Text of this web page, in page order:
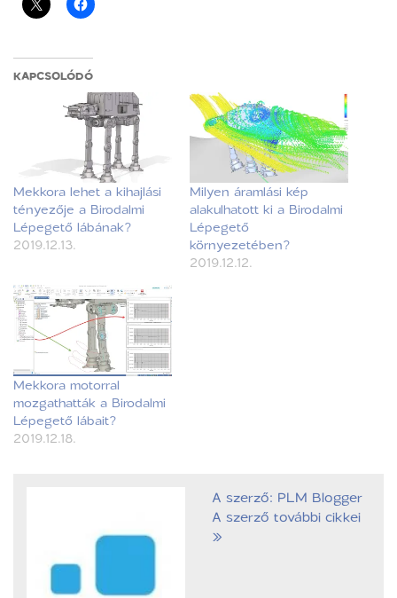
KAPCSOLÓDÓ
Mekkora lehet a kihajlási
tényezője a Birodalmi
Lépegető lábának?
2019.12.13.
Milyen áramlási kép
alakulhatott ki a Birodalmi
Lépegető
környezetében?
2019.12.12.
Mekkora motorral
mozgathatták a Birodalmi
Lépegető lábait?
2019.12.18.
A szerző: PLM Blogger
A szerző további cikkei
»